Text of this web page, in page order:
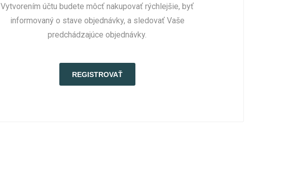
Vytvorením účtu budete môcť nakupovať rýchlejšie, byť
informovaný o stave objednávky, a sledovať Vaše
predchádzajúce objednávky.